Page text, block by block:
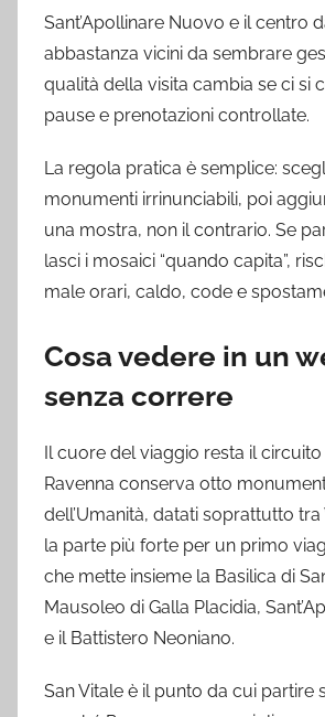
Sant’Apollinare Nuovo e il centro
abbastanza vicini da sembrare
qualità della visita cambia se ci si
pause e prenotazioni controllate.
La regola pratica è semplice:
monumenti irrinunciabili, poi
una mostra, non il contrario. Se
lasci i mosaici “quando capita”,
male orari, caldo, code e
Cosa vedere in un
senza correre
Il cuore del viaggio resta il circuito
Ravenna conserva otto
dell’Umanità, datati soprattutto tra
la parte più forte per un primo
che mette insieme la Basilica di
Mausoleo di Galla Placidia,
e il Battistero Neoniano.
San Vitale è il punto da cui partire